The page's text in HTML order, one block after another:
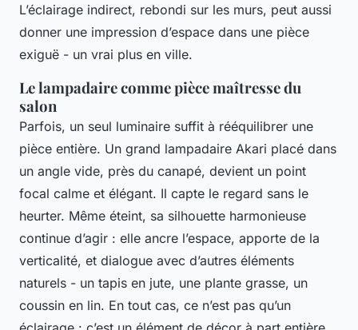
L’éclairage indirect, rebondi sur les murs, peut aussi
donner une impression d’espace dans une pièce
exiguë - un vrai plus en ville.
Le lampadaire comme pièce maîtresse du
salon
Parfois, un seul luminaire suffit à rééquilibrer une
pièce entière. Un grand lampadaire Akari placé dans
un angle vide, près du canapé, devient un point
focal calme et élégant. Il capte le regard sans le
heurter. Même éteint, sa silhouette harmonieuse
continue d’agir : elle ancre l’espace, apporte de la
verticalité, et dialogue avec d’autres éléments
naturels - un tapis en jute, une plante grasse, un
coussin en lin. En tout cas, ce n’est pas qu’un